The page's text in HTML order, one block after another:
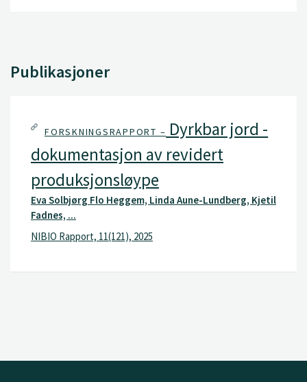
Publikasjoner
FORSKNINGSRAPPORT – Dyrkbar jord -
dokumentasjon av revidert
produksjonsløype
Eva Solbjørg Flo Heggem, Linda Aune-Lundberg, Kjetil
Fadnes, ...
NIBIO Rapport, 11(121), 2025